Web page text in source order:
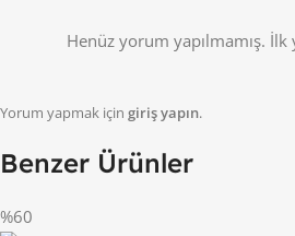
Henüz yorum yapılmamış. İlk
Yorum yapmak için giriş yapın.
Benzer Ürünler
%60